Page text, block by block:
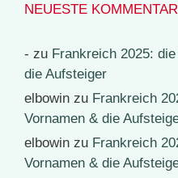
NEUESTE
- zu Frankreich 2025:
die Aufsteiger
elbowin zu Frankreich
Vornamen & die
elbowin zu Frankreich
Vornamen & die